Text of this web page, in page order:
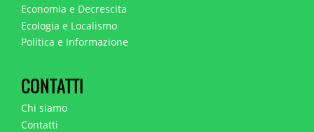
Economia e Decrescita
Ecologia e Localismo
Politica e Informazione
CONTATTI
Chi siamo
Contatti